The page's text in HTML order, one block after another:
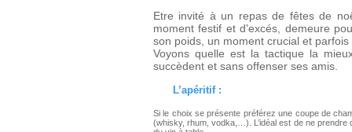
Etre invité à un repas de fêtes de
moment festif et d'excés, demeure
son poids, un moment crucial et parfois
Voyons quelle est la tactique la
succèdent et sans offenser ses amis.
L’apéritif :
Si le choix se présente préférez une coupe de
(whisky, rhum, vodka,…). L’idéal est de ne